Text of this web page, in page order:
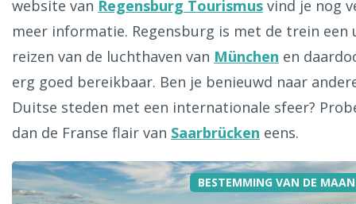
website van Regensburg Tourismus vind je nog
meer informatie. Regensburg is met de trein een
reizen van de luchthaven van München en
erg goed bereikbaar. Ben je benieuwd naar
Duitse steden met een internationale sfeer?
dan de Franse flair van Saarbrücken eens.
BESTEMMING VAN DE